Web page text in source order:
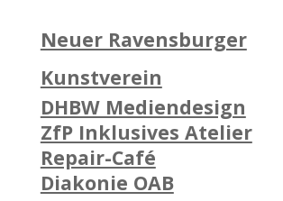
Neuer Ravensburger
Kunstverein
DHBW Mediendesign
ZfP Inklusives Atelier
Repair-Café
Diakonie OAB